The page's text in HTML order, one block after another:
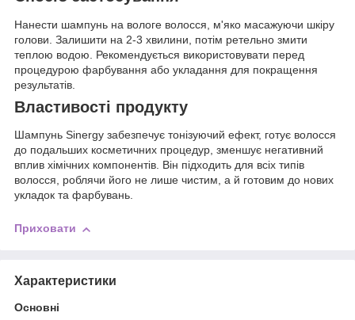
Нанести шампунь на вологе волосся, м'яко масажуючи шкіру
голови. Залишити на 2-3 хвилини, потім ретельно змити
теплою водою. Рекомендується використовувати перед
процедурою фарбування або укладання для покращення
результатів.
Властивості продукту
Шампунь Sinergy забезпечує тонізуючий ефект, готує волосся
до подальших косметичних процедур, зменшує негативний
вплив хімічних компонентів. Він підходить для всіх типів
волосся, роблячи його не лише чистим, а й готовим до нових
укладок та фарбувань.
Приховати
Характеристики
Основні